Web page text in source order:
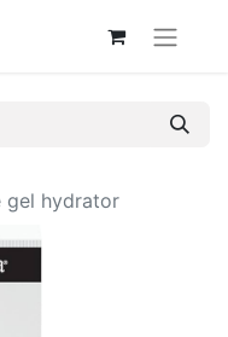
gel hydrator